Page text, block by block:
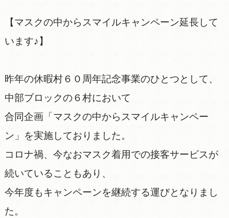
【マスクの中からスマイルキャンペーン延長して
います♪】
昨年の休暇村６０周年記念事業のひとつとして、
中部ブロックの６村において
合同企画「マスクの中からスマイルキャンペー
ン」を実施しておりました。
コロナ禍、今なおマスク着用での接客サービスが
続いていることもあり、
今年度もキャンペーンを継続する運びとなりまし
た。